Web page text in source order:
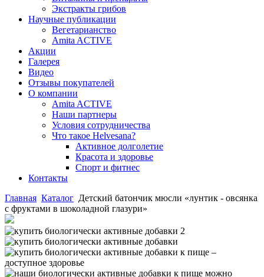
Экстракты грибов
Научные публикации
Вегетарианство
Amita ACTIVE
Акции
Галерея
Видео
Отзывы покупателей
О компании
Amita ACTIVЕ
Наши партнеры
Условия сотрудничества
Что такое Helvesana?
Активное долголетие
Красота и здоровье
Спорт и фитнес
Контакты
Главная Каталог Детский батончик мюсли «лунтик - овсянка
с фруктами в шоколадной глазури»